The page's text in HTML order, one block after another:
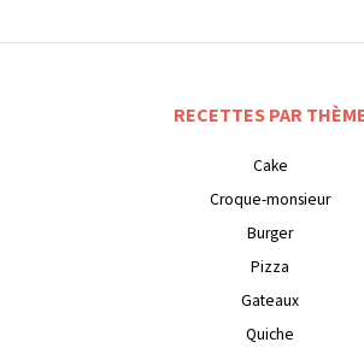
RECETTES PAR
Cake
Croque-monsieur
Burger
Pizza
Gateaux
Quiche